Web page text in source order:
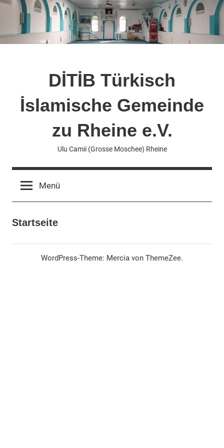
Zum
springen
DİTİB Türkisch
İslamische Gemeinde
zu Rheine e.V.
Ulu Camii (Grosse Moschee) Rheine
Menü
Startseite
WordPress-Theme: Mercia von ThemeZee.